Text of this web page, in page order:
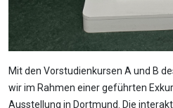
Mit den Vorstudienkursen A und B
wir im Rahmen einer geführten
Ausstellung in Dortmund. Die